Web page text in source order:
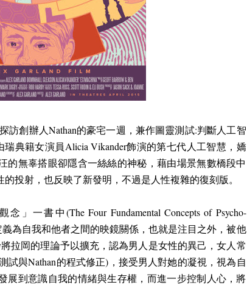
訪創辦人Nathan的豪宅一週，兼作圖靈測試:判斷人工智
瑞典籍女演員Alicia Vikander飾演的第七代人工智慧，嬌
的無辜搭眼卻隱含一絲絲的神秘，藉由場景無數橋段中
投射，也反映了新發明，不過是人性複雜的復刻版。
念」一書中(The Four Fundamental Concepts of Psycho-
為自我和他者之間的映鏡關係，也就是注目之外，被他
將拉岡的理論予以擴充，認為男人是女性的異己，女人常
試與Nathan的程式修正) ，接受男人對她的凝視，視為自
展到意識自我的情緒與生存權，而進一步控制人心，將